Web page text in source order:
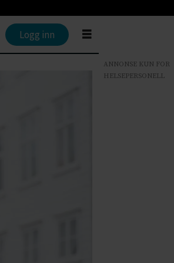
Logg inn
ANNONSE KUN FOR
HELSEPERSONELL